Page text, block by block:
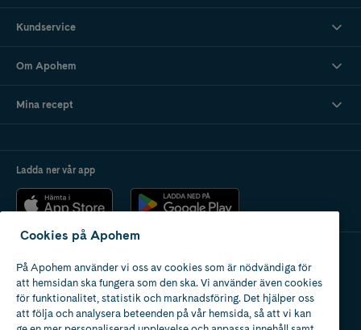
Kundservice
Om Apohem
Mina recept
Ladda ner vår app
Apotek med tillstånd
av Läkemedelsverket
Cookies på Apohem
På Apohem använder vi oss av cookies som är nödvändiga för
att hemsidan ska fungera som den ska. Vi använder även cookies
för funktionalitet, statistik och marknadsföring. Det hjälper oss
att följa och analysera beteenden på vår hemsida, så att vi kan